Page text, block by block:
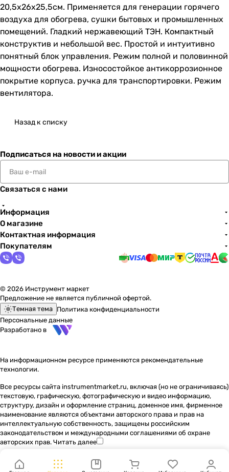
20,5х26х25,5см. Применяется для генерации горячего
воздуха для обогрева, сушки бытовых и промышленных
помещений. Гладкий нержавеющий ТЭН. Компактный
конструктив и небольшой вес. Простой и интуитивно
понятный блок управления. Режим полной и половинной
мощности обогрева. Износостойкое антикоррозионное
покрытие корпуса. ручка для транспортировки. Режим
вентилятора.
Назад к списку
Подписаться на новости и акции
Связаться с нами
Информация
О магазине
Контактная информация
Покупателям
© 2026 Инструмент маркет
Предложение не является публичной офертой.
Темная тема Политика конфиденциальности
Персональные данные
Разработано в
На информационном ресурсе применяются рекомендательные
технологии.
Все ресурсы сайта instrumentmarket.ru, включая (но не ограничиваясь)
текстовую, графическую, фотографическую и видео информацию,
структуру, дизайн и оформление страниц, доменное имя, фирменное
наименование являются объектами авторского права и прав на
интеллектуальную собственность, защищены российским
законодательством и международными соглашениями об охране
авторских прав. Читать далее